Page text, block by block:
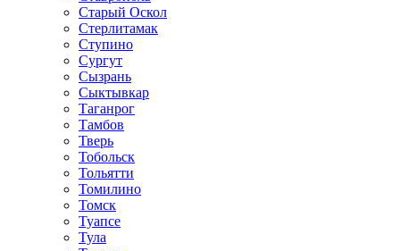
Старый Оскол
Стерлитамак
Ступино
Сургут
Сызрань
Сыктывкар
Таганрог
Тамбов
Тверь
Тобольск
Тольятти
Томилино
Томск
Туапсе
Тула